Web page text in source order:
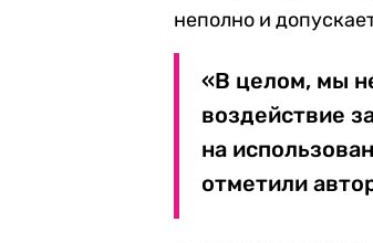
неполно и
«В целом, мы
воздействие
на
отметили